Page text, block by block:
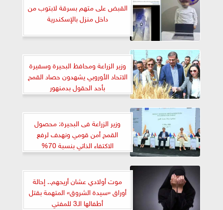
القبض على متهم بسرقة لابتوب من
داخل منزل بالإسكندرية
وزير الزراعة ومحافظ البحيرة وسفيرة
الاتحاد الأوروبي يشهدون حصاد القمح
بأحد الحقول بدمنهور
وزير الزراعة فى البحيرة: محصول
القمح أمن قومي ونهدف لرفع
الاكتفاء الذاتي بنسبة 70%
موت أولادي عشان أريحهم.. إحالة
أوراق «سيدة الشروق» المتهمة بقتل
أطفالها الـ3 للمفتي